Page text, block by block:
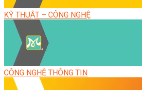
KỸ THUẬT – CÔNG NGHỆ
CÔNG NGHỆ THÔNG TIN